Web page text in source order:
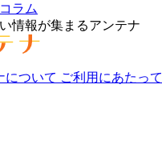
ラム
情報が集まるアンテナ
について ご利用にあたって